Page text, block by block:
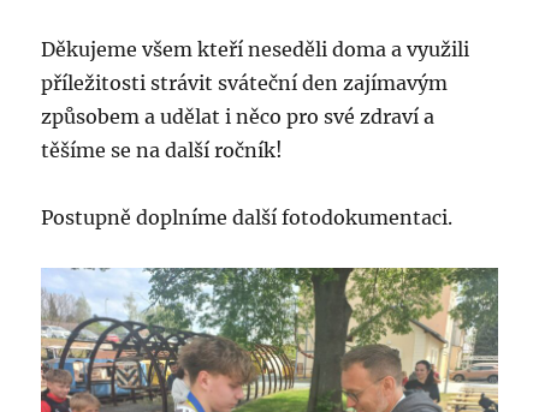
Děkujeme všem kteří neseděli doma a využili
příležitosti strávit sváteční den zajímavým
způsobem a udělat i něco pro své zdraví a
těšíme se na další ročník!
Postupně doplníme další fotodokumentaci.